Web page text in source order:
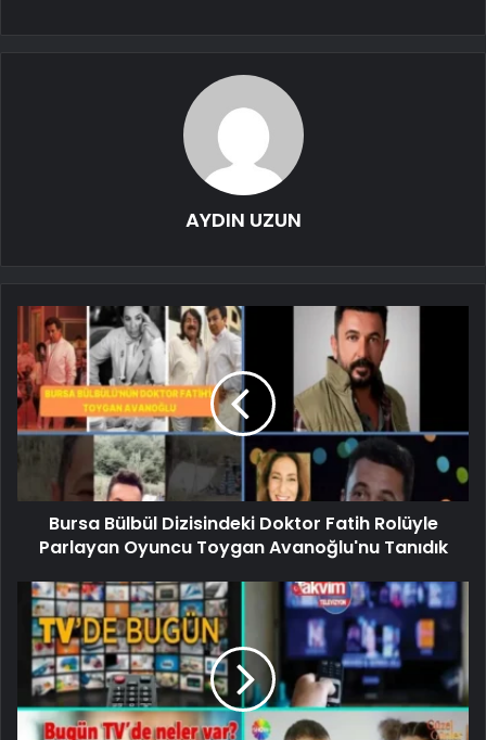
AYDIN UZUN
Bursa Bülbül Dizisindeki Doktor Fatih Rolüyle
Parlayan Oyuncu Toygan Avanoğlu'nu Tanıdık